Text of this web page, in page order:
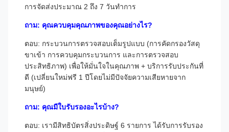
การจัดส่งประมาณ 2 ถึง 7 วันทำการ
ถาม: คุณควบคุมคุณภาพของคุณอย่างไร?
ตอบ: กระบวนการตรวจสอบเต็มรูปแบบ (การคัดกรองวัสดุ
ขาเข้า การควบคุมกระบวนการ และการตรวจสอบ
ประสิทธิภาพ) เพื่อให้มั่นใจในคุณภาพ + บริการรับประกันที่
ดี (เปลี่ยนใหม่ฟรี 1 ปีโดยไม่มีปัจจัยความเสียหายจาก
มนุษย์)
ถาม: คุณมีใบรับรองอะไรบ้าง?
ตอบ: เรามีสิทธิบัตรสิ่งประดิษฐ์ 6 รายการ ได้รับการรับรอง